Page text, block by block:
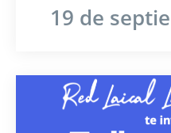
19 de